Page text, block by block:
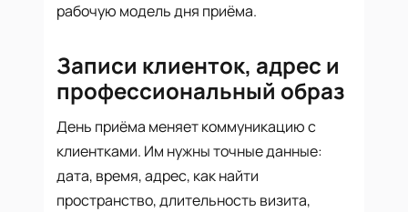
рабочую модель дня приёма.
Записи клиенток, адрес и
профессиональный образ
День приёма меняет коммуникацию с
клиентками. Им нужны точные данные:
дата, время, адрес, как найти
пространство, длительность визита,